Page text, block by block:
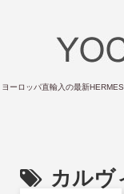
ヨーロッパ直輸入の最新
カルヴ